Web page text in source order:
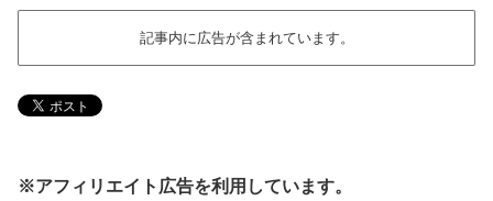
記事内に広告が含まれています。
※アフィリエイト広告を利用しています。